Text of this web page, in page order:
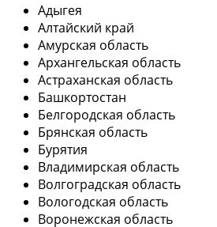
Адыгея
Алтайский край
Амурская область
Архангельская область
Астраханская область
Башкортостан
Белгородская область
Брянская область
Бурятия
Владимирская область
Волгоградская область
Вологодская область
Воронежская область